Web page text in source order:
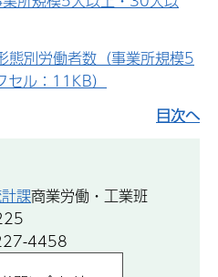
態別労働者数（事業所規模5
ル：11KB）
目次へ
課商業労働・工業班
4458